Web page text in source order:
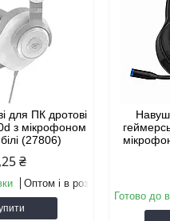
для ПК дротові
з мікрофоном
(27806)
₴
Оптом і в роздріб
Готово до